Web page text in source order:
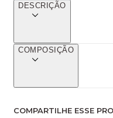
DESCRIÇÃO
COMPOSIÇÃO
COMPARTILHE ESSE